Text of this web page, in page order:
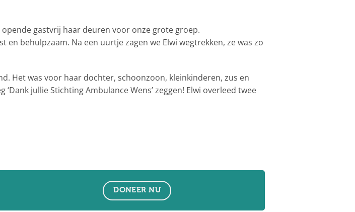
gastvrij haar deuren voor onze grote groep.
behulpzaam. Na een uurtje zagen we Elwi wegtrekken, ze was zo
Het was voor haar dochter, schoonzoon, kleinkinderen, zus en
jullie Stichting Ambulance Wens’ zeggen! Elwi overleed twee
DONEER NU